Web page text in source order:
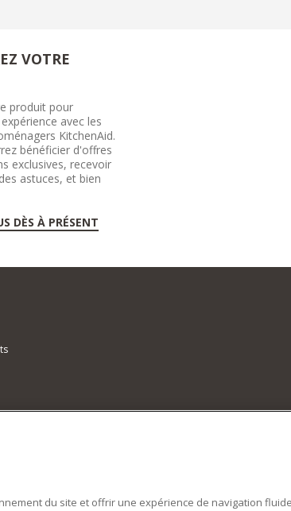
VOTRE
produit pour
avec les
KitchenAid.
bénéficier d'offres
exclusives, recevoir
astuces, et bien
DÈS À PRÉSENT
du site et offrir une expérience de navigation